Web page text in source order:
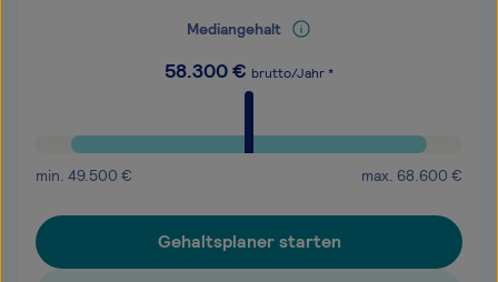
Mediangehalt
58.300€ brutto/Jahr *
min. 49.500 € max. 68.600 €
Gehaltsplaner starten